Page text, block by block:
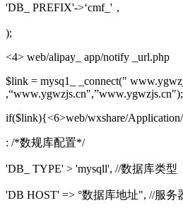
'DB_ PREFIX'->‘cmf_'，
);
<4> web/alipay_ app/notify _url.php
$link = mysq1_ _connect("
,“www.ygwzjs.cn",”www.ygwzjs.cn");
if($link){<6>web/wxshare/
: /*数规库配置*/
'DB_ TYPE' > 'mysqll', //数据库类型
'DB HOST' => °数据库地址", //服务